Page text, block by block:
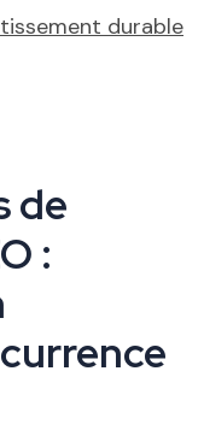
durable
de
: